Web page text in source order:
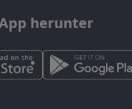
herunter